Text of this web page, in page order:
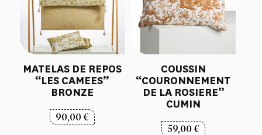
MATELAS DE REPOS
“LES CAMEES”
BRONZE
90,00€
COUSSIN
“COURONNEMENT
DE LA ROSIERE”
CUMIN
59,00€